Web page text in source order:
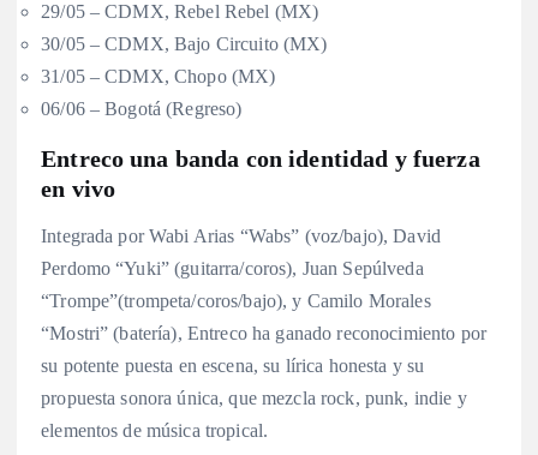
29/05 – CDMX, Rebel Rebel (MX)
30/05 – CDMX, Bajo Circuito (MX)
31/05 – CDMX, Chopo (MX)
06/06 – Bogotá (Regreso)
Entreco una banda con identidad y fuerza
en vivo
Integrada por Wabi Arias “Wabs” (voz/bajo), David
Perdomo “Yuki” (guitarra/coros), Juan Sepúlveda
“Trompe”(trompeta/coros/bajo), y Camilo Morales
“Mostri” (batería), Entreco ha ganado reconocimiento por
su potente puesta en escena, su lírica honesta y su
propuesta sonora única, que mezcla rock, punk, indie y
elementos de música tropical.